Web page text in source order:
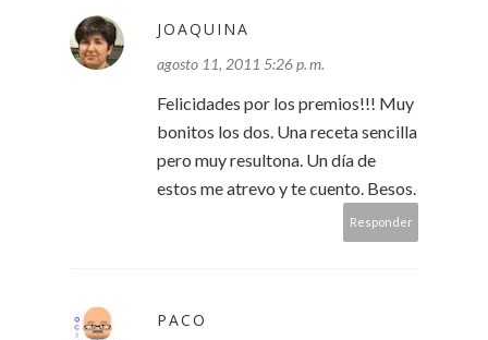
JOAQUINA
agosto 11, 2011 5:26 p. m.
Felicidades por los premios!!! Muy
bonitos los dos. Una receta sencilla
pero muy resultona. Un día de
estos me atrevo y te cuento. Besos.
Responder
PACO